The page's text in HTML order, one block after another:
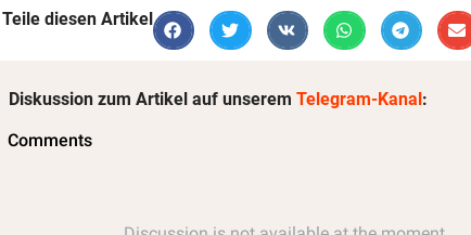
Teile diesen Artikel
Diskussion zum Artikel auf unserem Telegram-Kanal: